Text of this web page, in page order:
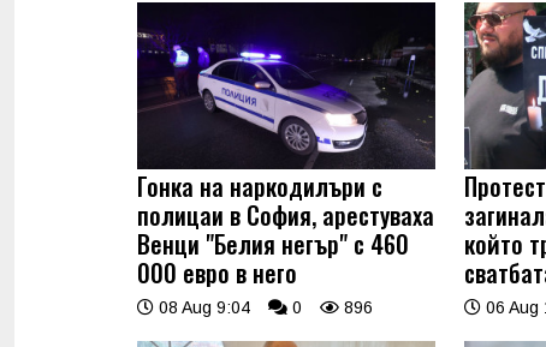
Гонка на наркодилъри с
полицаи в София, арестуваха
Венци "Белия негър" с 460
000 евро в него
08 Aug 9:04 0 896
който
06 Aug